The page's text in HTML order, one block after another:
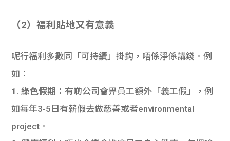
（2）福利貼地又有意義
呢行福利多數同「可持續」掛鈎，唔係淨係講錢。例
如：
1. 綠色假期 ：有啲公司會畀員工額外「義工假」，例
如每年3-5日有薪假去做慈善或者environmental
project。